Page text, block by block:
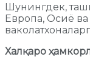
Шунингдек,
Европа, Осиё
Халқаро